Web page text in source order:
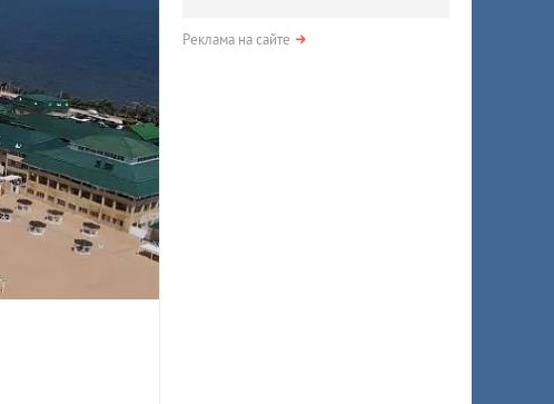
Реклама на сайте